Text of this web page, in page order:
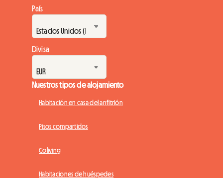
País
Divisa
Nuestros tipos de alojamiento
Habitación en casa del anfitrión
Pisos compartidos
Coliving
Habitaciones de huéspedes